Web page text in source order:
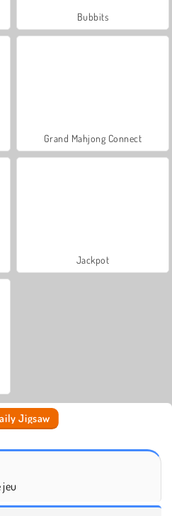
Bubbits
Grand Mahjong Connect
Jackpot
Jigsaw